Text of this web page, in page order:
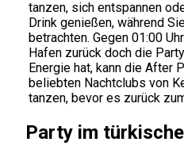
tanzen, sich entspannen
Drink genießen, während
betrachten. Gegen 01:00
Hafen zurück doch die
Energie hat, kann die After
beliebten Nachtclubs von
tanzen, bevor es zurück
Party im